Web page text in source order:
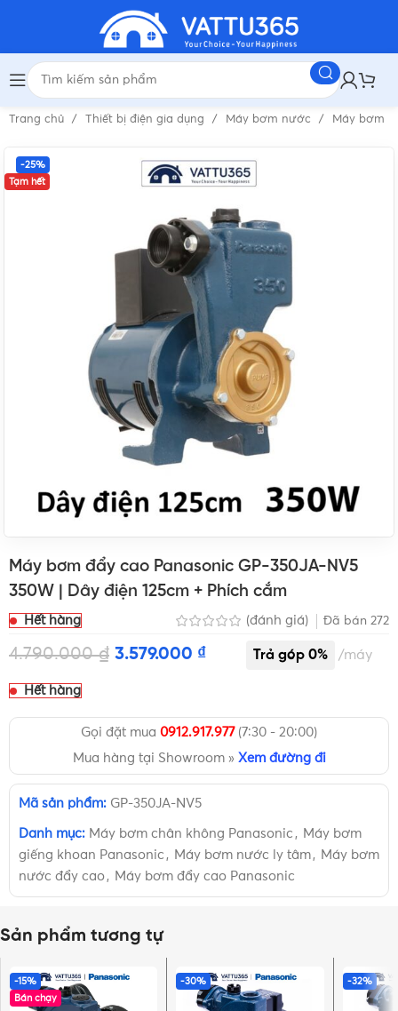
Trang chủ Thiết bị điện gia dụng Máy bơm nước Máy bơm
-25%
Tạm hết
Máy bơm đẩy cao Panasonic GP-350JA-NV5
350W | Dây điện 125cm + Phích cắm
Hết hàng (đánh giá) Đã bán 272
4.790.000₫ 3.579.000 ₫ máy
Hết hàng
Gọi đặt mua 0912.917.977(7:30 - 20:00)
Mua hàng tại Showroom » Xem đường đi
Mã sản phẩm: GP-350JA-NV5
Danh mục: Máy bơm chân không Panasonic , Máy bơm
giếng khoan Panasonic , Máy bơm nước ly tâm , Máy bơm
nước đẩy cao , Máy bơm đẩy cao Panasonic
Sản phẩm tương tự
-15%
Bán chạy
-30% -32%